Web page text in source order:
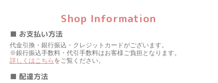
Shop Information
■ お支払い方法
代金引換・銀行振込・クレジットカードがございます。
※銀行振込手数料・代引手数料はお客様ご負担となります。
詳しくはこちら をご覧ください。
■ 配達方法